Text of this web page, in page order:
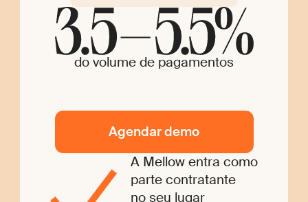
do volume de pagamentos
Agendar demo
A Mellow entra como
parte contratante
no seu lugar